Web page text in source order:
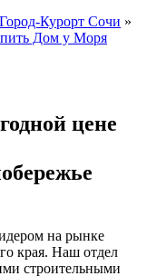
Город-Курорт Сочи »
Дом у Моря
цене
на рынке
края. Наш отдел
строительными